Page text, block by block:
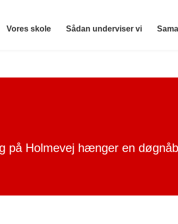
Vores skole Sådan underviser vi
på Holmevej hænger en